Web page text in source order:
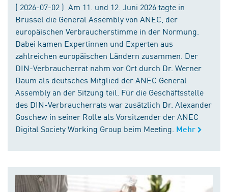
( 2026-07-02 ) Am 11. und 12. Juni 2026 tagte in
Brüssel die General Assembly von ANEC, der
europäischen Verbraucherstimme in der Normung.
Dabei kamen Expertinnen und Experten aus
zahlreichen europäischen Ländern zusammen. Der
DIN-Verbraucherrat nahm vor Ort durch Dr. Werner
Daum als deutsches Mitglied der ANEC General
Assembly an der Sitzung teil. Für die Geschäftsstelle
des DIN-Verbraucherrats war zusätzlich Dr. Alexander
Goschew in seiner Rolle als Vorsitzender der ANEC
Digital Society Working Group beim Meeting. Mehr